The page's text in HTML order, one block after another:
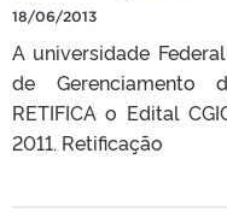
18/06/2013
A universidade
de Gerenciamento
RETIFICA o Edital
2011. Retificação